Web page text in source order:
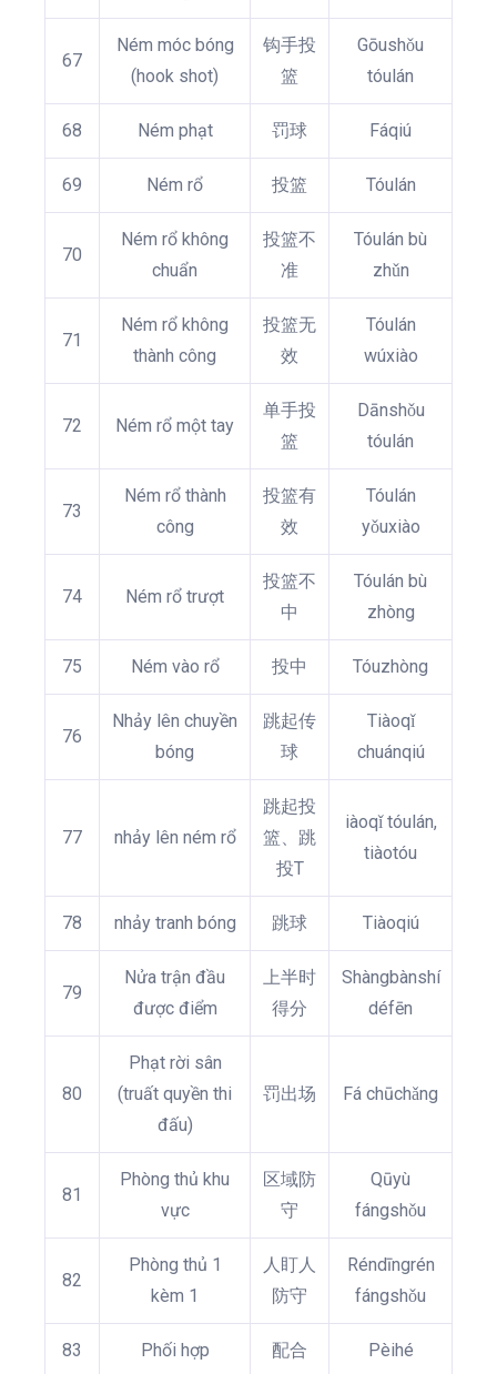
67
Ném móc bóng
(hook shot)
钩手投
篮
Gōushǒu
tóulán
68 Ném phạt 罚球 Fáqiú
69 Ném rổ 投篮 Tóulán
70
Ném rổ không
chuẩn
投篮不
准
Tóulán bù
zhǔn
71
Ném rổ không
thành công
投篮无
效
Tóulán
wúxiào
72 Ném rổ một tay
单手投
篮
Dānshǒu
tóulán
73
Ném rổ thành
công
投篮有
效
Tóulán
yǒuxiào
74 Ném rổ trượt
投篮不
中
Tóulán bù
zhòng
75 Ném vào rổ 投中 Tóuzhòng
76
Nhảy lên chuyền
bóng
跳起传
球
Tiàoqǐ
chuánqiú
77 nhảy lên ném rổ
跳起投
篮、跳
投T
iàoqǐ tóulán,
tiàotóu
78 nhảy tranh bóng 跳球 Tiàoqiú
79
Nửa trận đầu
được điểm
上半时
得分
Shàngbànshí
défēn
80
Phạt rời sân
(truất quyền thi
đấu)
罚出场 Fá chūchǎng
81
Phòng thủ khu
vực
区域防
守
Qūyù
fángshǒu
82
Phòng thủ 1
kèm 1
人盯人
防守
Réndīngrén
fángshǒu
83 Phối hợp 配合 Pèihé